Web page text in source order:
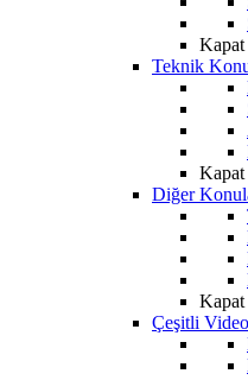
Kapat
Teknik
Kapat
Diğer
Kapat
Çeşitli